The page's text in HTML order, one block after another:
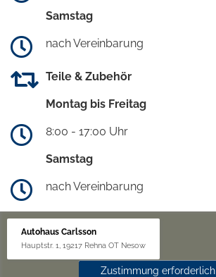
Samstag
nach Vereinbarung
Teile & Zubehör
Montag bis Freitag
8:00 - 17:00 Uhr
Samstag
nach Vereinbarung
Autohaus Carlsson
Hauptstr. 1, 19217 Rehna OT Nesow
Zustimmung erforderlich